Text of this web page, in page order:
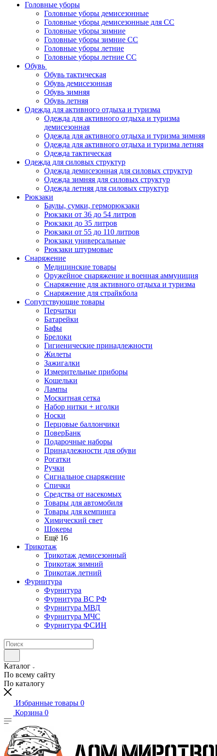
Головные уборы
Головные уборы демисезонные
Головные уборы демисезонные для СС
Головные уборы зимние
Головные уборы зимние СС
Головные уборы летние
Головные уборы летние СС
Обувь
Обувь тактическая
Обувь демисезонная
Обувь зимняя
Обувь летняя
Одежда для активного отдыха и туризма
Одежда для активного отдыха и туризма
демисезонная
Одежда для активного отдыха и туризма зимняя
Одежда для активного отдыха и туризма летняя
Одежда тактическая
Одежда для силовых структур
Одежда демисезонная для силовых структур
Одежда зимняя для силовых структур
Одежда летняя для силовых структур
Рюкзаки
Баулы, сумки, герморюкзаки
Рюкзаки от 36 до 54 литров
Рюкзаки до 35 литров
Рюкзаки от 55 до 110 литров
Рюкзаки универсальные
Рюкзаки штурмовые
Снаряжение
Медицинские товары
Оружейное снаряжение и военная аммуниция
Снаряжение для активного отдыха и туризма
Снаряжение для страйкбола
Сопутствующие товары
Перчатки
Батарейки
Бафы
Брелоки
Гигиенические принадлежности
Жилеты
Зажигалки
Измерительные приборы
Кошельки
Лампы
Москитная сетка
Набор нитки + иголки
Носки
Перцовые баллончики
ПоверБанк
Подарочные наборы
Принадлежности для обуви
Рогатки
Ручки
Сигнальное снаряжение
Спички
Средства от насекомых
Товары для автомобиля
Товары для кемпинга
Химический свет
Шокеры
Ещё 16
Трикотаж
Трикотаж демисезонный
Трикотаж зимний
Трикотаж летний
Фурнитура
Фурнитура
Фурнитура ВС РФ
Фурнитура МВД
Фурнитура МЧС
Фурнитура ФСИН
Каталог
По всему сайту
По каталогу
Избранные товары 0
Корзина 0